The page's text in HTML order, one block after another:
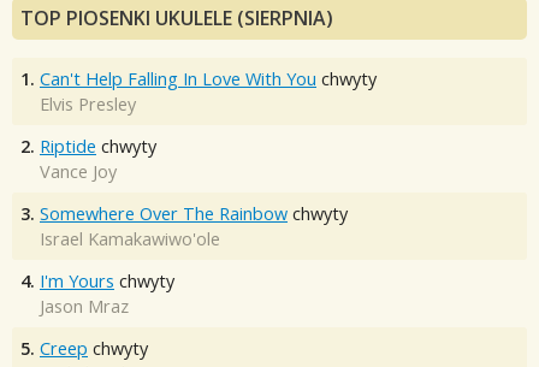
TOP PIOSENKI UKULELE (SIERPNIA)
1. Can't Help Falling In Love With You chwyty
Elvis Presley
2. Riptide chwyty
Vance Joy
3. Somewhere Over The Rainbow chwyty
Israel Kamakawiwo'ole
4. I'm Yours chwyty
Jason Mraz
5. Creep chwyty